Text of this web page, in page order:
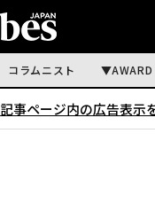
コラムニスト AWARD
記事ページ内の広告表示